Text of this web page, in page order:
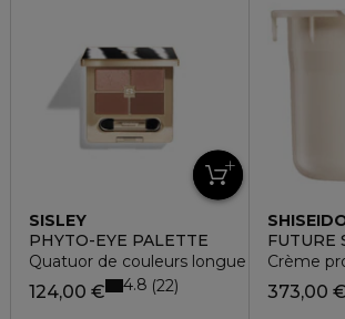
SISLEY
PHYTO-EYE PALETTE
Quatuor de couleurs longue tenue
124,00 € 4.8 22
FUTURE
Crème
373,00 €